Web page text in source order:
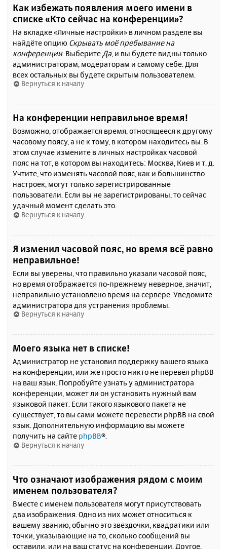
Как избежать появления моего имени в
списке «Кто сейчас на конференции»?
На вкладке «Личные настройки» в личном разделе вы
найдёте опцию Скрывать моё пребывание на
конференции. Выберите Да, и вы будете видны только
администраторам, модераторам и самому себе. Для
всех остальных вы будете скрытым пользователем.
Вернуться к началу
На конференции неправильное время!
Возможно, отображается время, относящееся к другому
часовому поясу, а не к тому, в котором находитесь вы. В
этом случае измените в личных настройках часовой
пояс на тот, в котором вы находитесь: Москва, Киев и т. д.
Учтите, что изменять часовой пояс, как и большинство
настроек, могут только зарегистрированные
пользователи. Если вы не зарегистрированы, то сейчас
удачный момент сделать это.
Вернуться к началу
Я изменил часовой пояс, но время всё равно
неправильное!
Если вы уверены, что правильно указали часовой пояс,
но время отображается по-прежнему неверное, значит,
неправильно установлено время на сервере. Уведомите
администратора для устранения проблемы.
Вернуться к началу
Моего языка нет в списке!
Администратор не установил поддержку вашего языка
на конференции, или же просто никто не перевёл phpBB
на ваш язык. Попробуйте узнать у администратора
конференции, может ли он установить нужный вам
языковой пакет. Если такого языкового пакета не
существует, то вы сами можете перевести phpBB на свой
язык. Дополнительную информацию вы можете
получить на сайте phpBB®.
Вернуться к началу
Что означают изображения рядом с моим
именем пользователя?
Вместе с именем пользователя могут присутствовать
два изображения. Одно из них может относиться к
вашему званию, обычно это звёздочки, квадратики или
точки, указывающие на то, сколько сообщений вы
оставили, или на ваш статус на конференции. Другое,